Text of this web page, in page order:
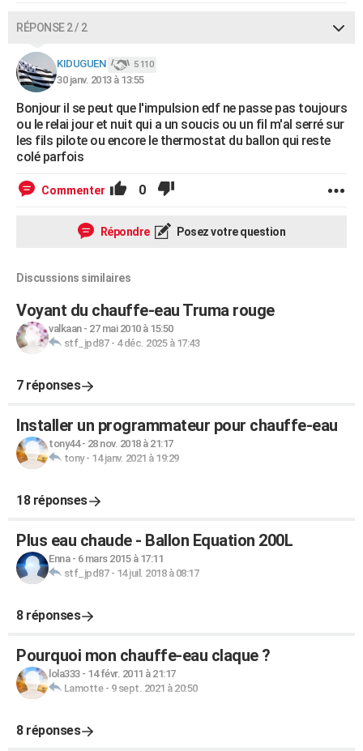
RÉPONSE 2 / 2
KIDUGUEN 5 110
30 janv. 2013 à 13:55
Bonjour il se peut que l'impulsion edf ne passe pas toujours
ou le relai jour et nuit qui a un soucis ou un fil m'al serré sur
les fils pilote ou encore le thermostat du ballon qui reste
colé parfois
Commenter 0
Répondre Posez votre question
Discussions similaires
Voyant du chauffe-eau Truma rouge
valkaan- 27 mai 2010 à 15:50
stf_jpd87- 4 déc. 2025 à 17:43
7 réponses
Installer un programmateur pour chauffe-eau
tony44- 28 nov. 2018 à 21:17
tony- 14 janv. 2021 à 19:29
18 réponses
Plus eau chaude - Ballon Equation 200L
Enna- 6 mars 2015 à 17:11
stf_jpd87- 14 juil. 2018 à 08:17
8 réponses
Pourquoi mon chauffe-eau claque ?
lola333- 14 févr. 2011 à 21:17
Lamotte- 9 sept. 2021 à 20:50
8 réponses